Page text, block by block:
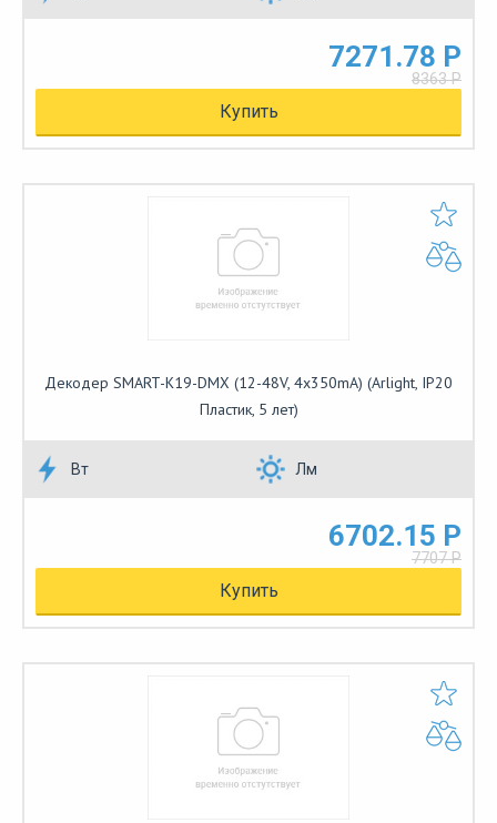
7271.78 Р
8363 Р
Купить
Декодер SMART-K19-DMX (12-48V, 4x350mA) (Arlight, IP20
Пластик, 5 лет)
Вт Лм
6702.15 Р
7707 Р
Купить